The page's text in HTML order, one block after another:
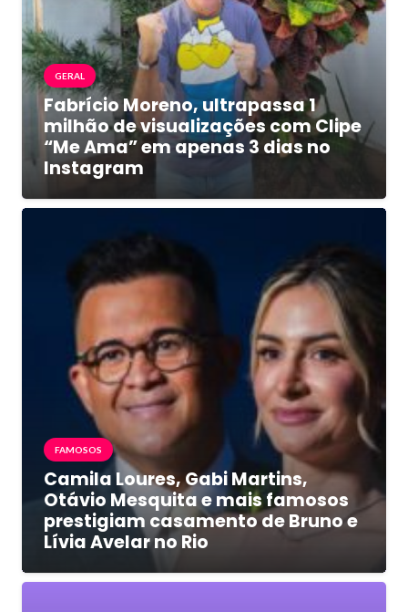
GERAL
Fabrício Moreno, ultrapassa 1
milhão de visualizações com Clipe
“Me Ama” em apenas 3 dias no
Instagram
FAMOSOS
Camila Loures, Gabi Martins,
Otávio Mesquita e mais famosos
prestigiam casamento de Bruno e
Lívia Avelar no Rio